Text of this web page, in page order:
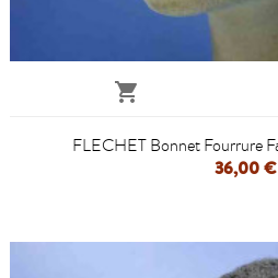

FLECHET Bonnet Fourrure
36,00 €